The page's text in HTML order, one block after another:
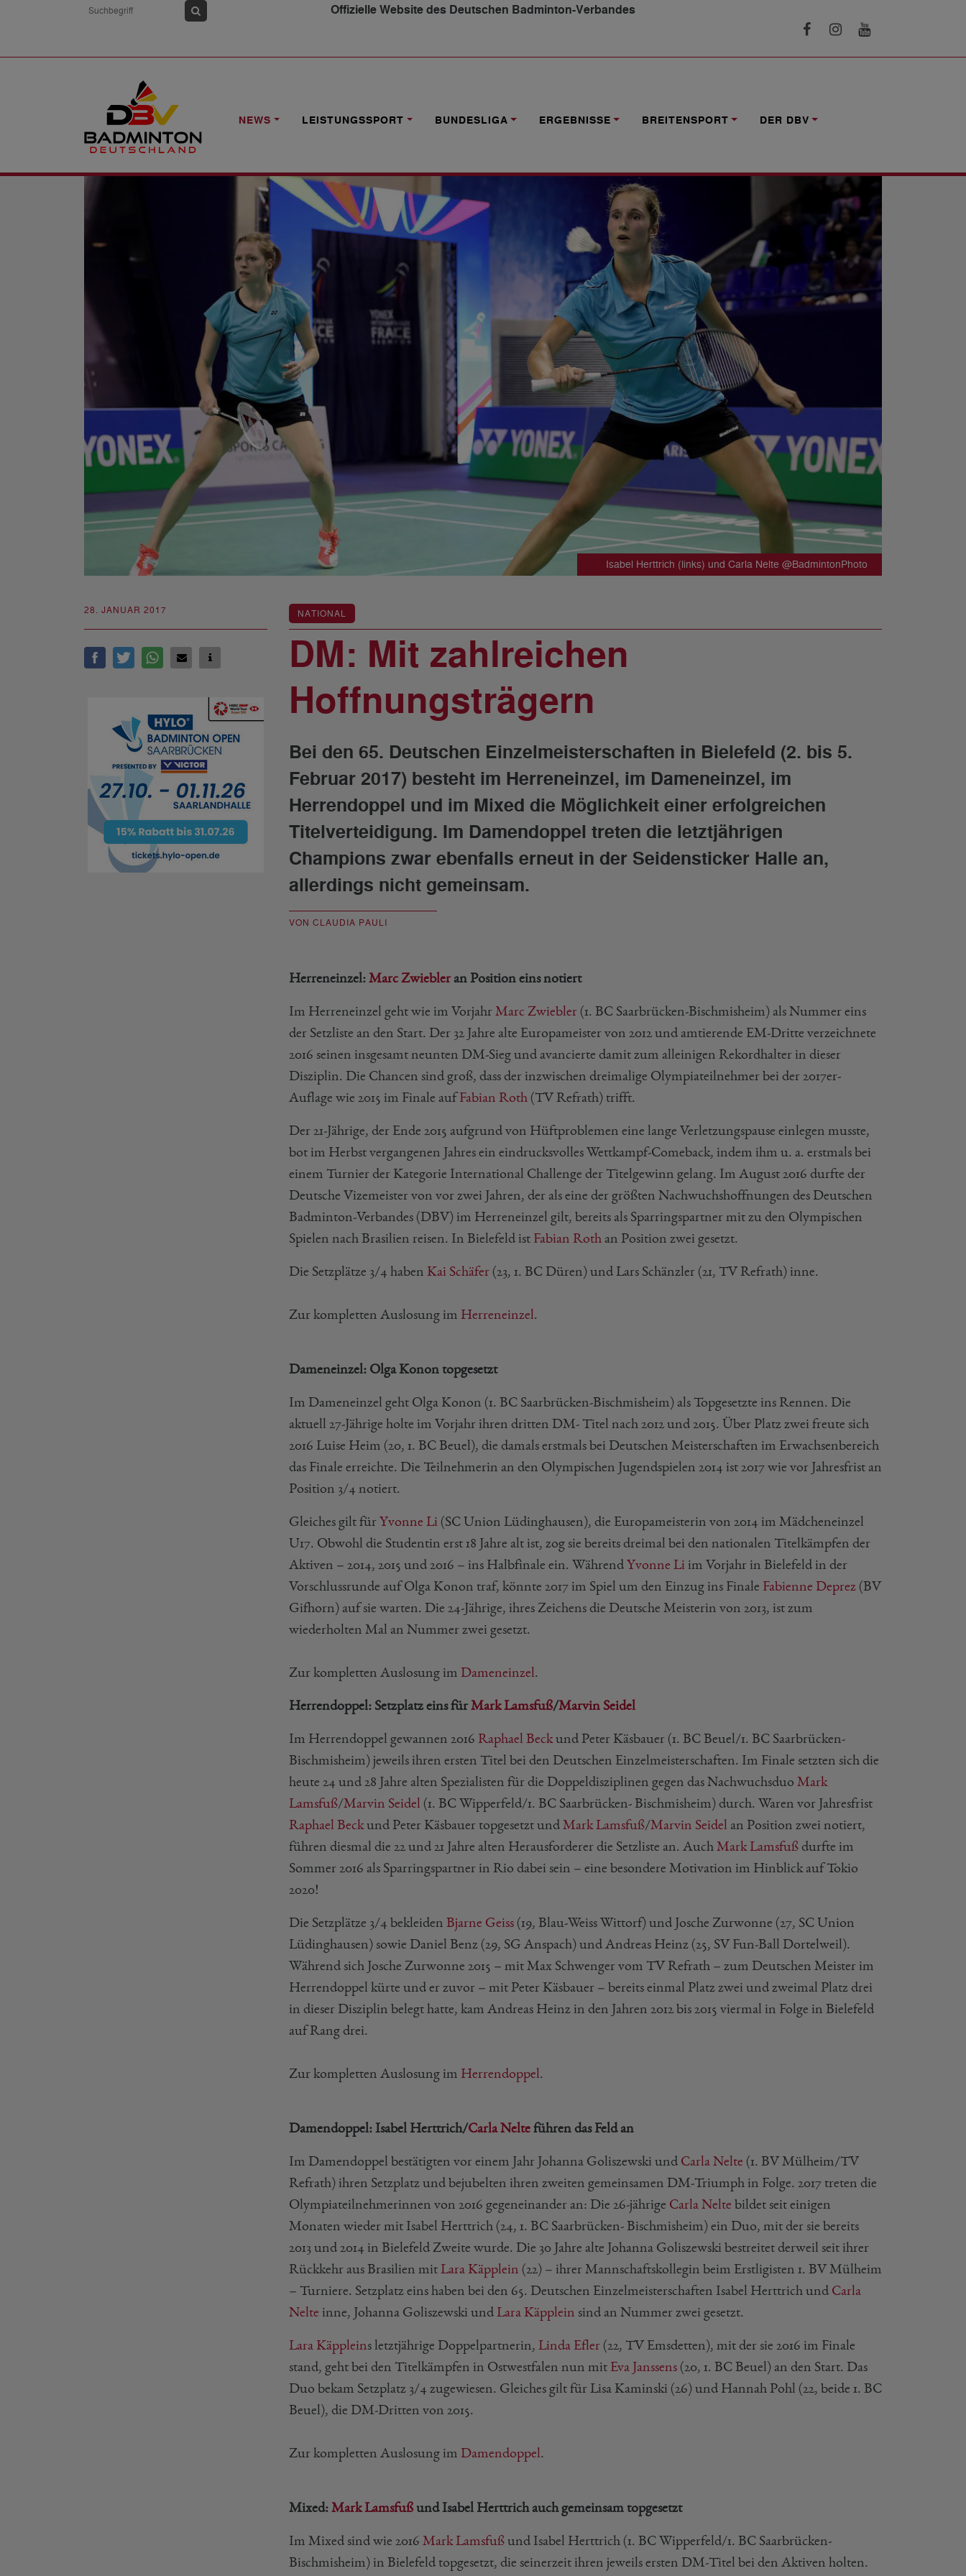
Offizielle Website des Deutschen Badminton-Verbandes
NEWS LEISTUNGSSPORT BUNDESLIGA ERGEBNISSE BREITENSPORT DER DBV
NEWS
Isabel Herttrich (links) und Carla Nelte @BadmintonPhoto
28. JANUAR 2017 NATIONAL
DM: Mit zahlreichen
Hoffnungsträgern
Bei den 65. Deutschen Einzelmeisterschaften in Bielefeld (2. bis 5.
Februar 2017) besteht im Herreneinzel, im Dameneinzel, im
Herrendoppel und im Mixed die Möglichkeit einer erfolgreichen
Titelverteidigung. Im Damendoppel treten die letztjährigen
Champions zwar ebenfalls erneut in der Seidensticker Halle an,
allerdings nicht gemeinsam.
VON CLAUDIA PAULI
Herreneinzel: Marc Zwiebler an Position eins notiert
Im Herreneinzel geht wie im Vorjahr Marc Zwiebler (1. BC Saarbrücken-Bischmisheim) als Nummer eins
der Setzliste an den Start. Der 32 Jahre alte Europameister von 2012 und amtierende EM-Dritte verzeichnete
2016 seinen insgesamt neunten DM-Sieg und avancierte damit zum alleinigen Rekordhalter in dieser
Disziplin. Die Chancen sind groß, dass der inzwischen dreimalige Olympiateilnehmer bei der 2017er-
Auflage wie 2015 im Finale aufFabian Roth (TV Refrath) trifft.
Der 21-Jährige, der Ende 2015 aufgrund von Hüftproblemen eine lange Verletzungspause einlegen musste,
bot im Herbst vergangenen Jahres ein eindrucksvolles Wettkampf-Comeback, indem ihm u. a. erstmals bei
einem Turnier der Kategorie International Challenge der Titelgewinn gelang. Im August 2016 durfte der
Deutsche Vizemeister von vor zwei Jahren, der als eine der größten Nachwuchshoffnungen des Deutschen
Badminton-Verbandes (DBV) im Herreneinzel gilt, bereits als Sparringspartner mit zu den Olympischen
Spielen nach Brasilien reisen. In Bielefeld ist Fabian Roth an Position zwei gesetzt.
Die Setzplätze 3/4 haben Kai Schäfer (23, 1. BC Düren) und Lars Schänzler (21, TV Refrath) inne.
Zur kompletten Auslosung im Herreneinzel .
Dameneinzel: Olga Konon topgesetzt
Im Dameneinzel geht Olga Konon (1. BC Saarbrücken-Bischmisheim) als Topgesetzte ins Rennen. Die
aktuell 27-Jährige holte im Vorjahr ihren dritten DM- Titel nach 2012 und 2015. Über Platz zwei freute sich
2016 Luise Heim (20, 1. BC Beuel), die damals erstmals bei Deutschen Meisterschaften im Erwachsenbereich
das Finale erreichte. Die Teilnehmerin an den Olympischen Jugendspielen 2014 ist 2017 wie vor Jahresfrist an
Position 3/4 notiert.
Gleiches gilt für Yvonne Li (SC Union Lüdinghausen), die Europameisterin von 2014 im Mädcheneinzel
U17. Obwohl die Studentin erst 18 Jahre alt ist, zog sie bereits dreimal bei den nationalen Titelkämpfen der
Aktiven – 2014, 2015 und 2016 – ins Halbfinale ein. Während Yvonne Li im Vorjahr in Bielefeld in der
Vorschlussrunde auf Olga Konon traf, könnte 2017 im Spiel um den Einzug ins Finale Fabienne Deprez (BV
Gifhorn) auf sie warten. Die 24-Jährige, ihres Zeichens die Deutsche Meisterin von 2013, ist zum
wiederholten Mal an Nummer zwei gesetzt.
Zur kompletten Auslosung im Dameneinzel .
Herrendoppel: Setzplatz eins für Mark Lamsfuß/Marvin Seidel
Im Herrendoppel gewannen 2016 Raphael Beck und Peter Käsbauer (1. BC Beuel/1. BC Saarbrücken-
Bischmisheim) jeweils ihren ersten Titel bei den Deutschen Einzelmeisterschaften. Im Finale setzten sich die
heute 24 und 28 Jahre alten Spezialisten für die Doppeldisziplinen gegen das Nachwuchsduo Mark
Lamsfuß/Marvin Seidel (1. BC Wipperfeld/1. BC Saarbrücken- Bischmisheim) durch. Waren vor Jahresfrist
Raphael Beck und Peter Käsbauer topgesetzt und Mark Lamsfuß/Marvin Seidel an Position zwei notiert,
führen diesmal die 22 und 21 Jahre alten Herausforderer die Setzliste an. Auch Mark Lamsfuß durfte im
Sommer 2016 als Sparringspartner in Rio dabei sein – eine besondere Motivation im Hinblick auf Tokio
2020!
Die Setzplätze 3/4 bekleiden Bjarne Geiss (19, Blau-Weiss Wittorf) und Josche Zurwonne (27, SC Union
Lüdinghausen) sowie Daniel Benz (29, SG Anspach) und Andreas Heinz (25, SV Fun-Ball Dortelweil).
Während sich Josche Zurwonne 2015 – mit Max Schwenger vom TV Refrath – zum Deutschen Meister im
Herrendoppel kürte und er zuvor – mit Peter Käsbauer – bereits einmal Platz zwei und zweimal Platz drei
in dieser Disziplin belegt hatte, kam Andreas Heinz in den Jahren 2012 bis 2015 viermal in Folge in Bielefeld
auf Rang drei.
Zur kompletten Auslosung im Herrendoppel .
Damendoppel: Isabel Herttrich/Carla Nelte führen das Feld an
Im Damendoppel bestätigten vor einem Jahr Johanna Goliszewski und Carla Nelte (1. BV Mülheim/TV
Refrath) ihren Setzplatz und bejubelten ihren zweiten gemeinsamen DM-Triumph in Folge. 2017 treten die
Olympiateilnehmerinnen von 2016 gegeneinander an: Die 26-jährige Carla Nelte bildet seit einigen
Monaten wieder mit Isabel Herttrich (24, 1. BC Saarbrücken- Bischmisheim) ein Duo, mit der sie bereits
2013 und 2014 in Bielefeld Zweite wurde. Die 30 Jahre alte Johanna Goliszewski bestreitet derweil seit ihrer
Rückkehr aus Brasilien mit Lara Käpplein (22) – ihrer Mannschaftskollegin beim Erstligisten 1. BV Mülheim
– Turniere. Setzplatz eins haben bei den 65. Deutschen Einzelmeisterschaften Isabel Herttrich und Carla
Nelte inne, Johanna Goliszewski und Lara Käpplein sind an Nummer zwei gesetzt.
Lara Käppleins letztjährige Doppelpartnerin, Linda Efler (22, TV Emsdetten), mit der sie 2016 im Finale
stand, geht bei den Titelkämpfen in Ostwestfalen nun mit Eva Janssens (20, 1. BC Beuel) an den Start. Das
Duo bekam Setzplatz 3/4 zugewiesen. Gleiches gilt für Lisa Kaminski (26) und Hannah Pohl (22, beide 1. BC
Beuel), die DM-Dritten von 2015.
Zur kompletten Auslosung im Damendoppel .
Mixed: Mark Lamsfußund Isabel Herttrich auch gemeinsam topgesetzt
Im Mixed sind wie 2016 Mark Lamsfuß und Isabel Herttrich (1. BC Wipperfeld/1. BC Saarbrücken-
Bischmisheim) in Bielefeld topgesetzt, die seinerzeit ihren jeweils ersten DM-Titel bei den Aktiven holten.